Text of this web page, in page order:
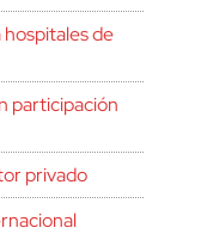
de
participación
privado